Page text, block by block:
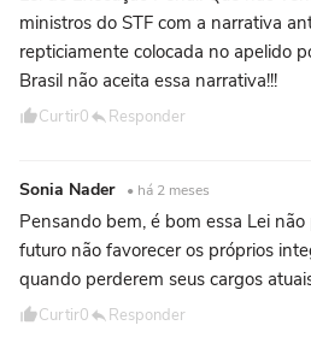
ministros do STF com a narrativa
repticiamente colocada no apelido
Brasil não aceita essa narrativa!!!
Curtir0 Responder
Sonia Nader • há 2 meses
Pensando bem, é bom essa Lei
futuro não favorecer os próprios
quando perderem seus cargos
Curtir0 Responder